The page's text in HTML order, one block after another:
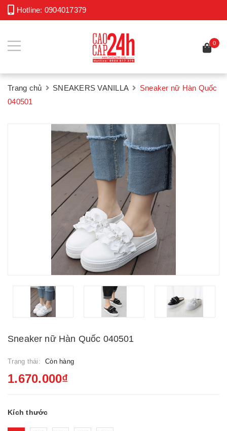
Hotline: 0904017379
0
Trang chủ SNEAKERS VANILLA
Sneaker nữ Hàn Quốc
040501
Sneaker nữ Hàn Quốc 040501
Trạng thái: Còn hàng
1.670.000₫
Kích thước